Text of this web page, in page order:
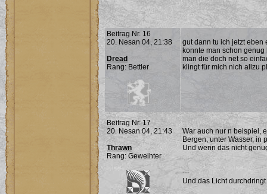
Beitrag Nr. 16
20. Nesan 04, 21:38
Dread
Rang: Bettler
gut dann tu ich jetzt eben
konnte man schon
man die doch net so
klingt für mich nich allzu
Beitrag Nr. 17
20. Nesan 04, 21:43
Thrawn
Rang: Geweihter
War auch nur n beispiel,
Bergen, unter Wasser, in
Und wenn das nicht
---
Und das Licht